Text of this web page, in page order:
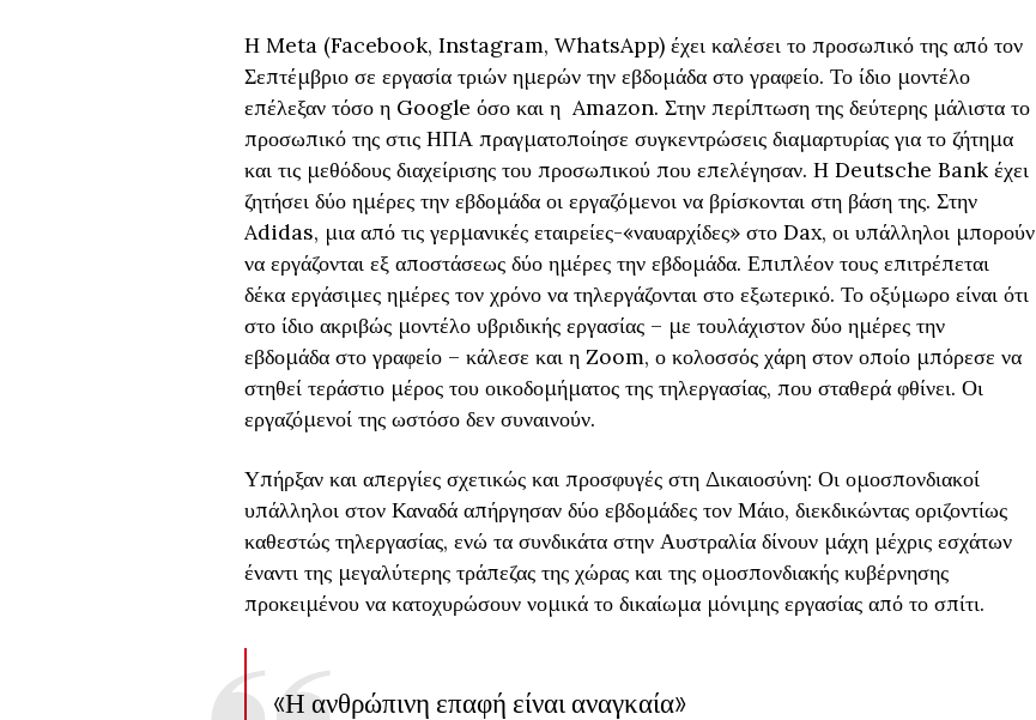
Η Meta (Facebook, Instagram, WhatsApp) έχει καλέσει το προσωπικό της από τον
Σεπτέμβριο σε εργασία τριών ημερών την εβδομάδα στο γραφείο. Το ίδιο μοντέλο
επέλεξαν τόσο η Google όσο και η Amazon. Στην περίπτωση της δεύτερης μάλιστα το
προσωπικό της στις ΗΠΑ πραγματοποίησε συγκεντρώσεις διαμαρτυρίας για το ζήτημα
και τις μεθόδους διαχείρισης του προσωπικού που επελέγησαν. Η Deutsche Bank έχει
ζητήσει δύο ημέρες την εβδομάδα οι εργαζόμενοι να βρίσκονται στη βάση της. Στην
Adidas, μια από τις γερμανικές εταιρείες-«ναυαρχίδες» στο Dax, οι υπάλληλοι μπορούν
να εργάζονται εξ αποστάσεως δύο ημέρες την εβδομάδα. Επιπλέον τους επιτρέπεται
δέκα εργάσιμες ημέρες τον χρόνο να τηλεργάζονται στο εξωτερικό. Το οξύμωρο είναι ότι
στο ίδιο ακριβώς μοντέλο υβριδικής εργασίας – με τουλάχιστον δύο ημέρες την
εβδομάδα στο γραφείο – κάλεσε και η Zoom, ο κολοσσός χάρη στον οποίο μπόρεσε να
στηθεί τεράστιο μέρος του οικοδομήματος της τηλεργασίας, που σταθερά φθίνει. Οι
εργαζόμενοί της ωστόσο δεν συναινούν.
Υπήρξαν και απεργίες σχετικώς και προσφυγές στη Δικαιοσύνη: Οι ομοσπονδιακοί
υπάλληλοι στον Καναδά απήργησαν δύο εβδομάδες τον Μάιο, διεκδικώντας οριζοντίως
καθεστώς τηλεργασίας, ενώ τα συνδικάτα στην Αυστραλία δίνουν μάχη μέχρις εσχάτων
έναντι της μεγαλύτερης τράπεζας της χώρας και της ομοσπονδιακής κυβέρνησης
προκειμένου να κατοχυρώσουν νομικά το δικαίωμα μόνιμης εργασίας από το σπίτι.
«Η ανθρώπινη επαφή είναι αναγκαία»